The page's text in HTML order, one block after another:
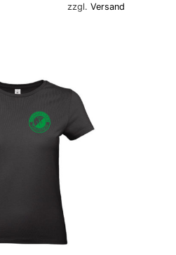
zzgl.Versand